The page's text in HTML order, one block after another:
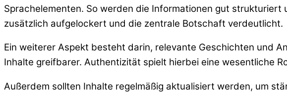
Sprachelementen. So werden die Informationen gut
zusätzlich aufgelockert und die zentrale Botschaft verdeutlicht.
Ein weiterer Aspekt besteht darin, relevante Geschichten und
Inhalte greifbarer. Authentizität spielt hierbei eine wesentliche
Außerdem sollten Inhalte regelmäßig aktualisiert werden, um